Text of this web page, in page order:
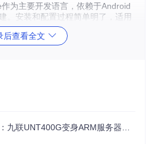
为主要开发语言，依赖于Android
。安装和配置过程简单明了，适用
的安全性，查找潜在的漏洞。
作设备，确保数据安全。
后查看全文
联UNT400G变身ARM服务器全纪录